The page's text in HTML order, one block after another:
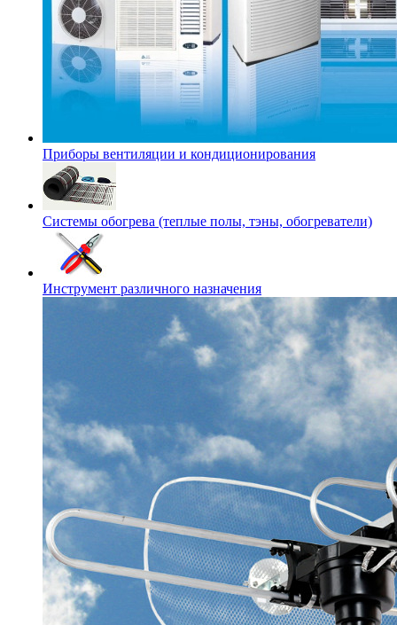
Приборы вентиляции и кондиционирования
Системы обогрева (теплые полы, тэны, обогреватели)
Инструмент различного назначения